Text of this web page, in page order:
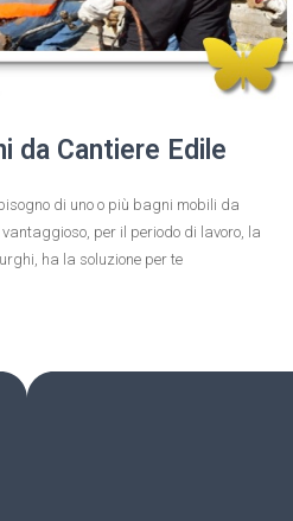
da Cantiere Edile
di uno o più bagni mobili da
per il periodo di lavoro, la
ha la soluzione per te